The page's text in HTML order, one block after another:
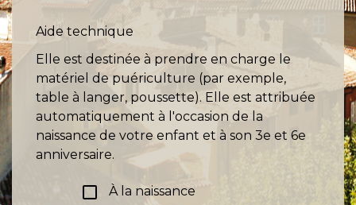
Aide technique
Elle est destinée à prendre en charge le
matériel de puériculture (par exemple,
table à langer, poussette). Elle est attribuée
automatiquement à l'occasion de la
naissance de votre enfant et à son 3e et 6e
anniversaire.
check_box_outline_blank À la naissance